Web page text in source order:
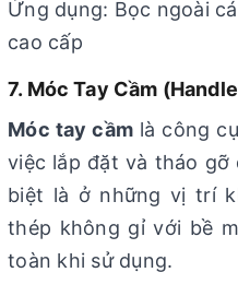
Ứng dụng: Bọc ngoài
cao cấp
7. Móc Tay Cầm
Móc tay cầm là công
việc lắp đặt và tháo gỡ
biệt là ở những vị trí
thép không gỉ với bề
toàn khi sử dụng.